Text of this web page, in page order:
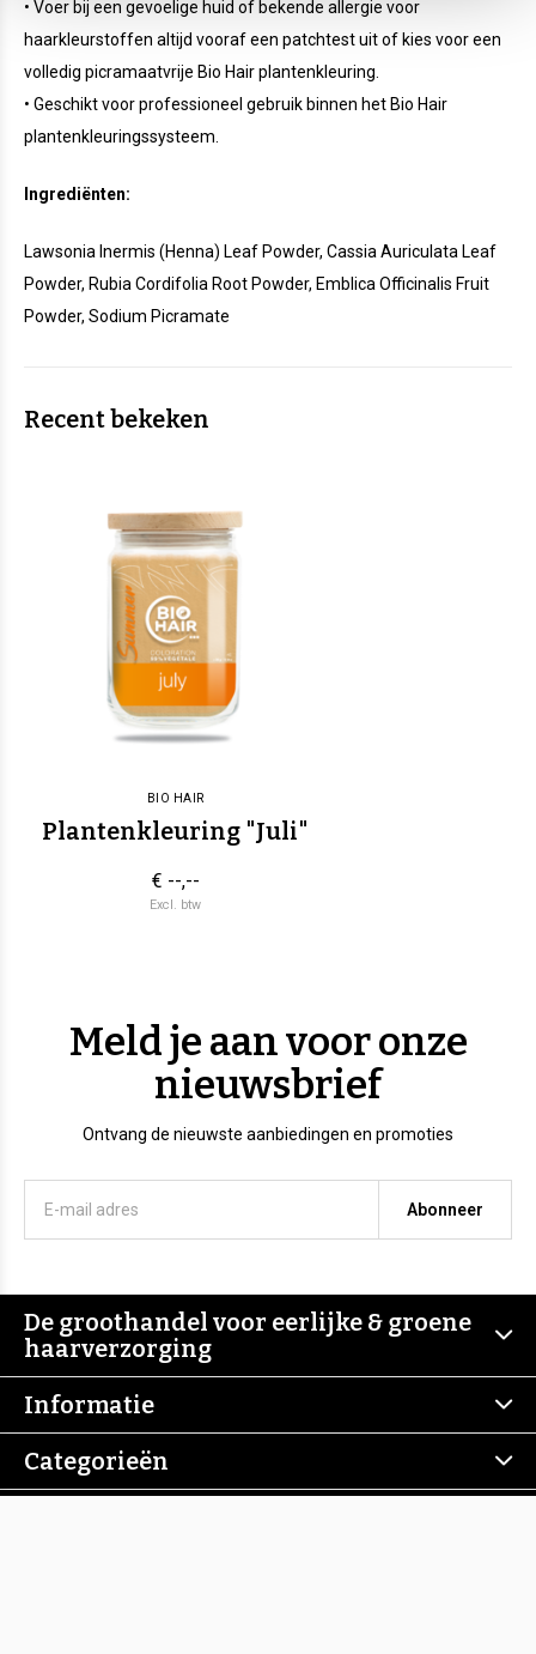
• Voer bij een gevoelige huid of bekende allergie voor
haarkleurstoffen altijd vooraf een patchtest uit of kies voor een
volledig picramaatvrije Bio Hair plantenkleuring.
• Geschikt voor professioneel gebruik binnen het Bio Hair
plantenkleuringssysteem.
Ingrediënten:
Lawsonia Inermis (Henna) Leaf Powder, Cassia Auriculata Leaf
Powder, Rubia Cordifolia Root Powder, Emblica Officinalis Fruit
Powder, Sodium Picramate
Recent bekeken
BIO HAIR
Plantenkleuring "Juli"
€ --,--
Excl. btw
Meld je aan voor onze
nieuwsbrief
Ontvang de nieuwste aanbiedingen en promoties
Abonneer
De groothandel voor eerlijke & groene
haarverzorging
Informatie
Categorieën